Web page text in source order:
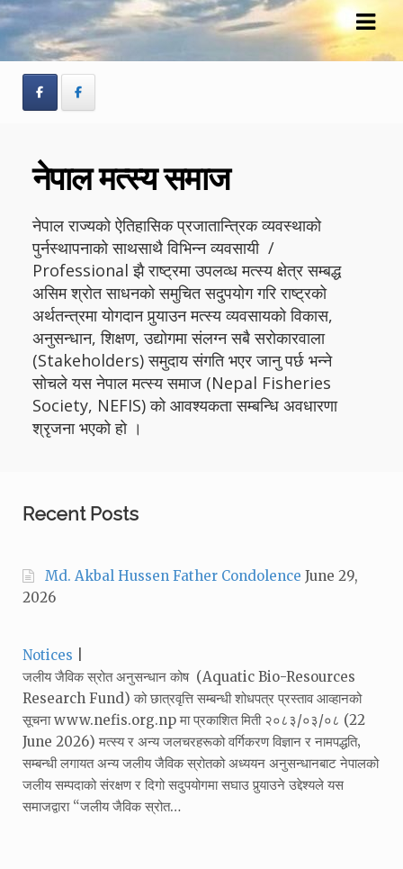
Skip
to
navigation
Skip
to
content
नेपाल मत्स्य समाज
नेपाल राज्यको ऐतिहासिक प्रजातान्त्रिक व्यवस्थाको
पुर्नस्थापनाको साथसाथै विभिन्न व्यवसायी /
Professional झै राष्ट्रमा उपलव्ध मत्स्य क्षेत्र सम्बद्ध
असिम श्रोत साधनको समुचित सदुपयोग गरि राष्ट्रको
अर्थतन्त्रमा योगदान पुर्‍याउन मत्स्य व्यवसायको विकास,
अनुसन्धान, शिक्षण, उद्योगमा संलग्न सबै सरोकारवाला
(Stakeholders) समुदाय संगति भएर जानु पर्छ भन्ने
सोचले यस नेपाल मत्स्य समाज (Nepal Fisheries
Society, NEFIS) को आवश्यकता सम्बन्धि अवधारणा
श्रृजना भएको हो ।
Recent Posts
Md. Akbal Hussen Father Condolence June 29,
2026
Categories:
Notices
जलीय जैविक स्रोत अनुसन्धान कोष (Aquatic Bio-Resources
Research Fund) को छात्रवृत्ति सम्बन्धी शोधपत्र प्रस्ताव आव्हानको
सूचना www.nefis.org.np मा प्रकाशित मिती २०८३/०३/०८ (22
June 2026) मत्स्य र अन्य जलचरहरूको वर्गिकरण विज्ञान र नामपद्धति‚
सम्बन्धी लगायत अन्य जलीय जैविक स्रोतको अध्ययन अनुसन्धानबाट नेपालको
जलीय सम्पदाको संरक्षण र दिगो सदुपयोगमा सघाउ पुर्‍याउने उद्देश्यले यस
समाजद्वारा “जलीय जैविक स्रोत…